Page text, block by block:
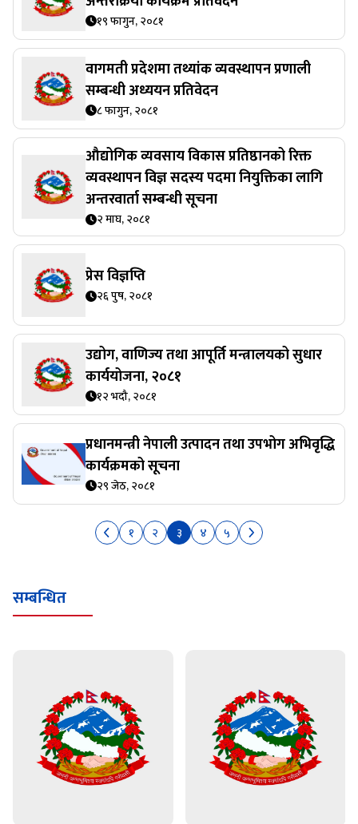
१९ फागुन, २०८१
वागमती प्रदेशमा तथ्यांक व्यवस्थापन प्रणाली
सम्बन्धी अध्ययन प्रतिवेदन
८ फागुन, २०८१
औद्योगिक व्यवसाय विकास प्रतिष्ठानको रिक्त
व्यवस्थापन विज्ञ सदस्य पदमा नियुक्तिका लागि
अन्तरवार्ता सम्बन्धी सूचना
२ माघ, २०८१
प्रेस विज्ञप्ति
२६ पुष, २०८१
उद्योग, वाणिज्य तथा आपूर्ति मन्त्रालयको सुधार
कार्ययोजना, २०८१
१२ भदौ, २०८१
प्रधानमन्त्री नेपाली उत्पादन तथा उपभोग अभिवृद्धि
कार्यक्रमको सूचना
२९ जेठ, २०८१
१ २ ३ ४ ५
सम्बन्धित